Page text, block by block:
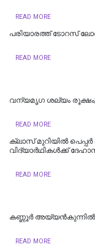
READ MORE
പരിയാരത്ത് ടോറസ്
READ MORE
വന്യമൃഗ ശല്യം
READ MORE
ക്ലാസ് മുറിയിൽ
വിദ്യാർഥികൾക്ക്
READ MORE
കണ്ണൂർ അയ്യൻകുന്നിൽ
READ MORE